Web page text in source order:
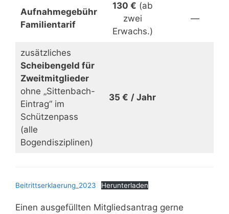
Aufnahmegebühr
Familientarif
130 € (ab
zwei
Erwachs.)
—
zusätzliches
Scheibengeld für
Zweitmitglieder
ohne „Sittenbach-
Eintrag“ im
Schützenpass
(alle
Bogendisziplinen)
35 € / Jahr
Beitrittserklaerung_2023 Herunterladen
Einen ausgefüllten Mitgliedsantrag gerne